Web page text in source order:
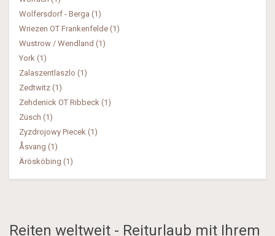
Wolfersdorf - Berga (1)
Wriezen OT Frankenfelde (1)
Wustrow / Wendland (1)
York (1)
Zalaszentlaszlo (1)
Zedtwitz (1)
Zehdenick OT Ribbeck (1)
Züsch (1)
Zyzdrojowy Piecek (1)
Åsvang (1)
Ärösköbing (1)
Reiten weltweit - Reiturlaub mit Ihrem